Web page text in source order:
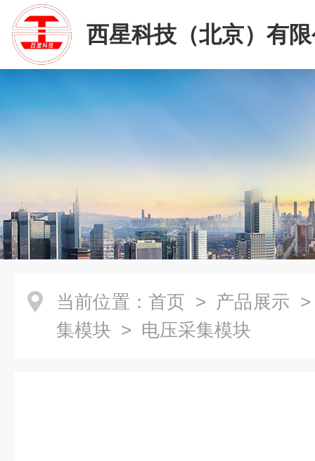
西星科技（北京）有
当前位置： 首页 > 产品展示
集模块 > 电压采集模块